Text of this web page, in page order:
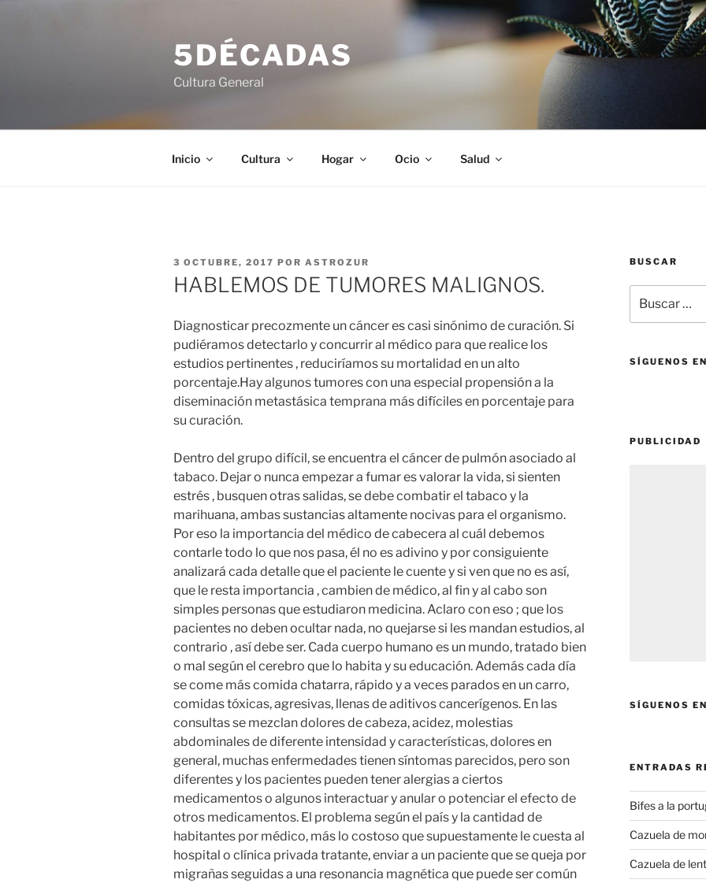
5DÉCADAS
Cultura General
Inicio Cultura Hogar Ocio Salud
PUBLICADO
EL
3 OCTUBRE, 2017 POR ASTROZUR
HABLEMOS DE TUMORES MALIGNOS.
Diagnosticar precozmente un cáncer es casi sinónimo de curación. Si
pudiéramos detectarlo y concurrir al médico para que realice los
estudios pertinentes , reduciríamos su mortalidad en un alto
porcentaje.Hay algunos tumores con una especial propensión a la
diseminación metastásica temprana más difíciles en porcentaje para
su curación.
Dentro del grupo difícil, se encuentra el cáncer de pulmón asociado al
tabaco. Dejar o nunca empezar a fumar es valorar la vida, si sienten
estrés , busquen otras salidas, se debe combatir el tabaco y la
marihuana, ambas sustancias altamente nocivas para el organismo.
Por eso la importancia del médico de cabecera al cuál debemos
contarle todo lo que nos pasa, él no es adivino y por consiguiente
analizará cada detalle que el paciente le cuente y si ven que no es así,
que le resta importancia , cambien de médico, al fin y al cabo son
simples personas que estudiaron medicina. Aclaro con eso ; que los
pacientes no deben ocultar nada, no quejarse si les mandan estudios, al
contrario , así debe ser. Cada cuerpo humano es un mundo, tratado bien
o mal según el cerebro que lo habita y su educación. Además cada día
se come más comida chatarra, rápido y a veces parados en un carro,
comidas tóxicas, agresivas, llenas de aditivos cancerígenos. En las
consultas se mezclan dolores de cabeza, acidez, molestias
abdominales de diferente intensidad y características, dolores en
general, muchas enfermedades tienen síntomas parecidos, pero son
diferentes y los pacientes pueden tener alergias a ciertos
medicamentos o algunos interactuar y anular o potenciar el efecto de
otros medicamentos. El problema según el país y la cantidad de
habitantes por médico, más lo costoso que supuestamente le cuesta al
hospital o clínica privada tratante, enviar a un paciente que se queja por
migrañas seguidas a una resonancia magnética que puede ser común
BUSCAR
por:
SÍGUENOS
PUBLICIDAD
SÍGUENOS
ENTRADAS
Bifes a la
Cazuela de
Cazuela de